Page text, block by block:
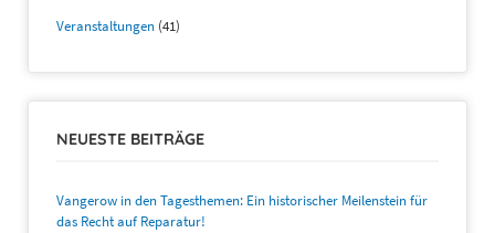
Veranstaltungen (41)
NEUESTE BEITRÄGE
Vangerow in den Tagesthemen: Ein historischer Meilenstein für
das Recht auf Reparatur!